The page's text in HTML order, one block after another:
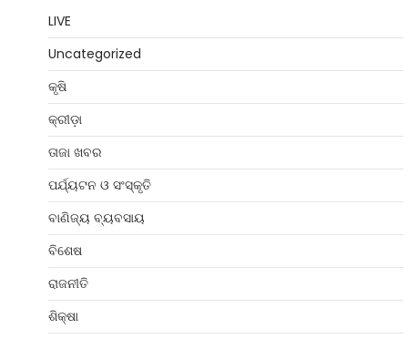
LIVE
Uncategorized
କୃଷି
କ୍ରୀଡ଼ା
ତାଜା ଖବର
ପର୍ଯ୍ୟଟନ ଓ ସଂସ୍କୃତି
ବାଣିଜ୍ୟ ବ୍ୟବସାୟ
ବିଶେଷ
ରାଜନୀତି
ଶିକ୍ଷା